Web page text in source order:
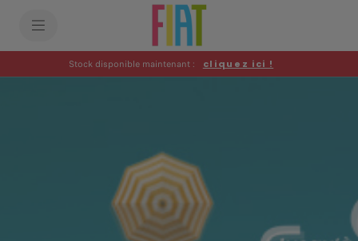
Stock disponible maintenant : cliquez ici !